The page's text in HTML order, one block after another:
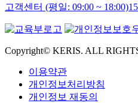
고객센터 (평일: 09:00 ~ 18:00)
Copyright© KERIS. ALL
이용약관
개인정보처리방침
개인정보 재동의